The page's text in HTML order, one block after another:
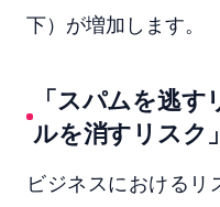
下）が増加します。
「スパムを逃
ルを消すリスク」
ビジネスにおけるリ